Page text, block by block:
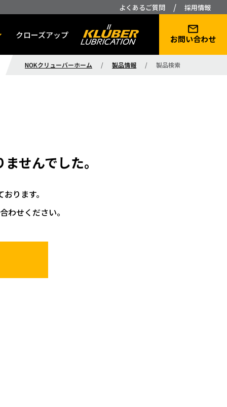
よくあるご質問 / 採用情報
クローズアップ お問い合わせ
NOKクリューバーホーム / 製品情報 / 製品検索
せんでした。
ります。
わせください。